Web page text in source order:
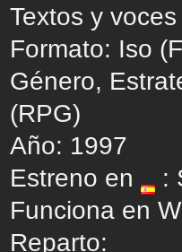
Textos y
Formato: Iso
Género,
(RPG)
Año: 1997
Estreno en
:
Funciona en
Reparto: